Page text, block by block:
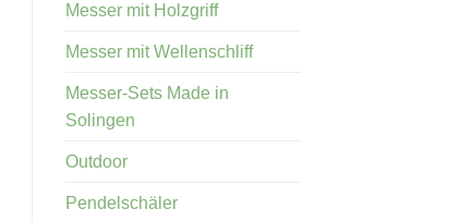
Messer mit Holzgriff
Messer mit Wellenschliff
Messer-Sets Made in
Solingen
Outdoor
Pendelschäler